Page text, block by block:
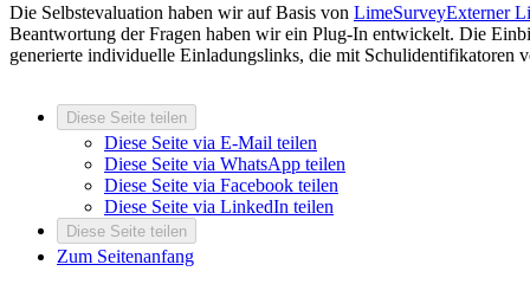
Die Selbstevaluation haben wir auf Basis von LimeSurveyExterner
Beantwortung der Fragen haben wir ein Plug-In entwickelt. Die
generierte individuelle Einladungslinks, die mit Schulidentifikatoren
Diese Seite teilen
Diese Seite via E-Mail teilen
Diese Seite via WhatsApp teilen
Diese Seite via Facebook teilen
Diese Seite via LinkedIn teilen
Diese Seite teilen
Zum Seitenanfang